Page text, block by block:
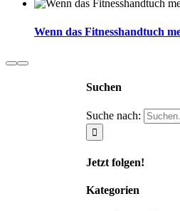
Wenn das Fitnesshandtuch
Suchen
Suche nach:
Jetzt folgen!
Kategorien